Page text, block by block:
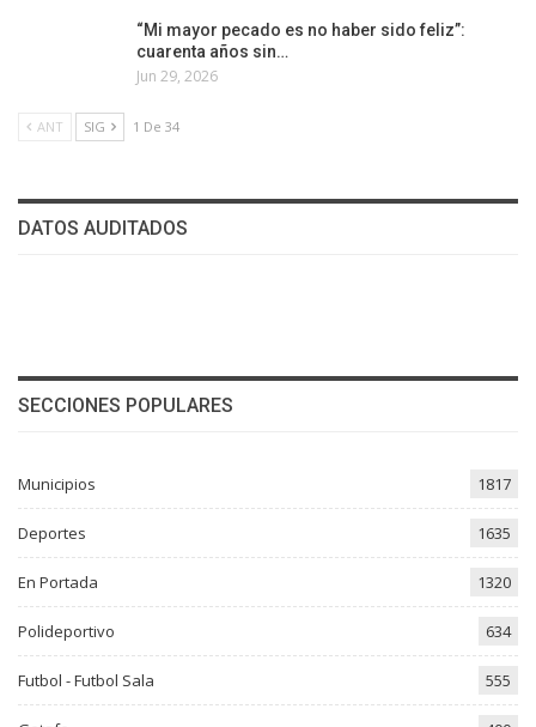
“Mi mayor pecado es no haber sido feliz”:
cuarenta años sin…
Jun 29, 2026
ANT SIG 1 De 34
DATOS AUDITADOS
SECCIONES POPULARES
Municipios 1817
Deportes 1635
En Portada 1320
Polideportivo 634
Futbol - Futbol Sala 555